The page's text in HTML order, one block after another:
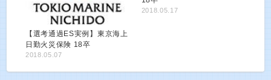
【選考通過ES実例】東京海上
日勤火災保険 18卒
2018.05.07
2018.05.17